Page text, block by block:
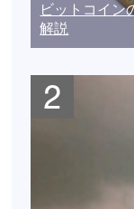
ビットコイン
解説